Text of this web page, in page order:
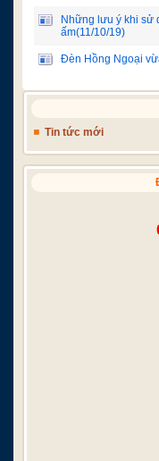
Những lưu ý khi sử
ấm(11/10/19)
Đèn Hồng Ngoại
Tin tức mới